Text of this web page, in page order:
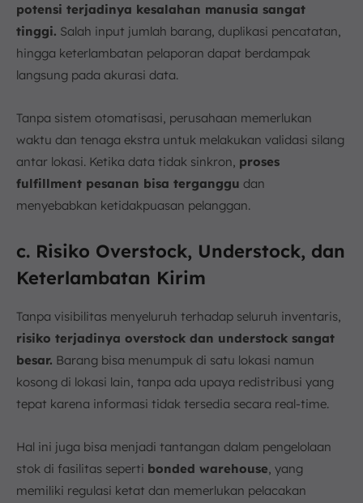
potensi terjadinya kesalahan manusia sangat
tinggi. Salah input jumlah barang, duplikasi pencatatan,
hingga keterlambatan pelaporan dapat berdampak
langsung pada akurasi data.
Tanpa sistem otomatisasi, perusahaan memerlukan
waktu dan tenaga ekstra untuk melakukan validasi silang
antar lokasi. Ketika data tidak sinkron, proses
fulfillment pesanan bisa terganggu dan
menyebabkan ketidakpuasan pelanggan.
c. Risiko Overstock, Understock, dan
Keterlambatan Kirim
Tanpa visibilitas menyeluruh terhadap seluruh inventaris,
risiko terjadinya overstock dan understock sangat
besar. Barang bisa menumpuk di satu lokasi namun
kosong di lokasi lain, tanpa ada upaya redistribusi yang
tepat karena informasi tidak tersedia secara real-time.
Hal ini juga bisa menjadi tantangan dalam pengelolaan
stok di fasilitas seperti bonded warehouse , yang
memiliki regulasi ketat dan memerlukan pelacakan